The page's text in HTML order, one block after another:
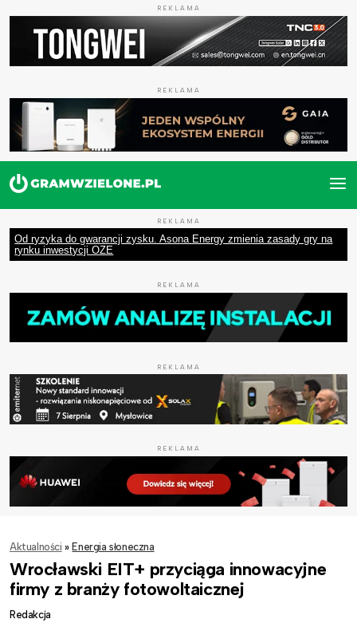
REKLAMA
REKLAMA
REKLAMA
Od ryzyka do gwarancji zysku. Asona Energy zmienia zasady gry na
rynku inwestycji OZE
REKLAMA
REKLAMA
REKLAMA
Aktualności » Energia słoneczna
Wrocławski EIT+ przyciąga innowacyjne
firmy z branży fotowoltaicznej
Redakcja